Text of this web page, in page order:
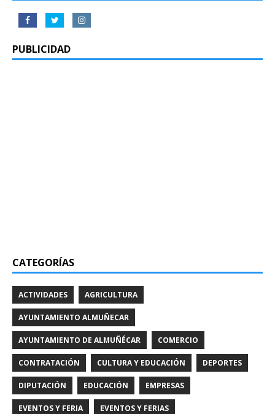
PUBLICIDAD
CATEGORÍAS
ACTIVIDADES AGRICULTURA
AYUNTAMIENTO ALMUÑECAR
AYUNTAMIENTO DE ALMUÑÉCAR COMERCIO
CONTRATACIÓN CULTURA Y EDUCACIÓN DEPORTES
DIPUTACIÓN EDUCACIÓN EMPRESAS
EVENTOS Y FERIA EVENTOS Y FERIAS